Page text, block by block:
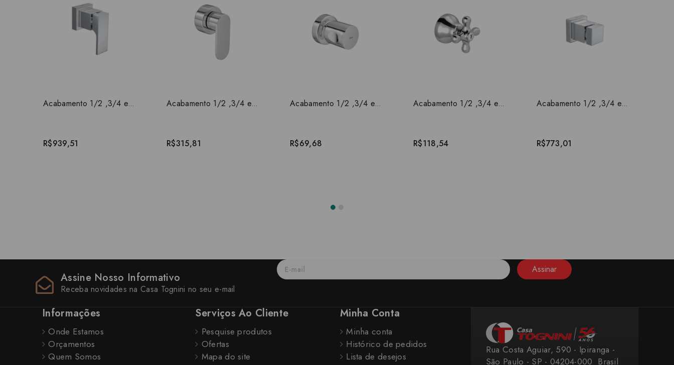
Acabamento 1/2 ,3/4 e 1 polegada Unic Deca 4900.C90.PQ
R$939,51
Acabamento 1/2 ,3/4 e 1 pol Drop Deca 4900.C91.PQ
R$315,81
Acabamento 1/2 ,3/4 e 1 polegada Aspen Deca 4900.C35.PQ
R$69,68
Acabamento 1/2 ,3/4 e 1 polegada Belle Epoque Tradicional Deca 4900.C52.PQ
R$118,54
Acabamento 1/2 ,3/4 e 1 polegada Cubo Deca 4900.C86.PQ
R$773,01
Assine Nosso Informativo
Receba novidades na Casa Tognini no seu e-mail
Assinar
Rua Costa Aguiar, 590 - Ipiranga -
São Paulo - SP - 04204-000 ​ Brasil
Informações
Onde Estamos
Orçamentos
Quem Somos
Serviços Ao Cliente
Pesquise produtos
Ofertas
Mapa do site
Minha Conta
Minha conta
Histórico de pedidos
Lista de desejos